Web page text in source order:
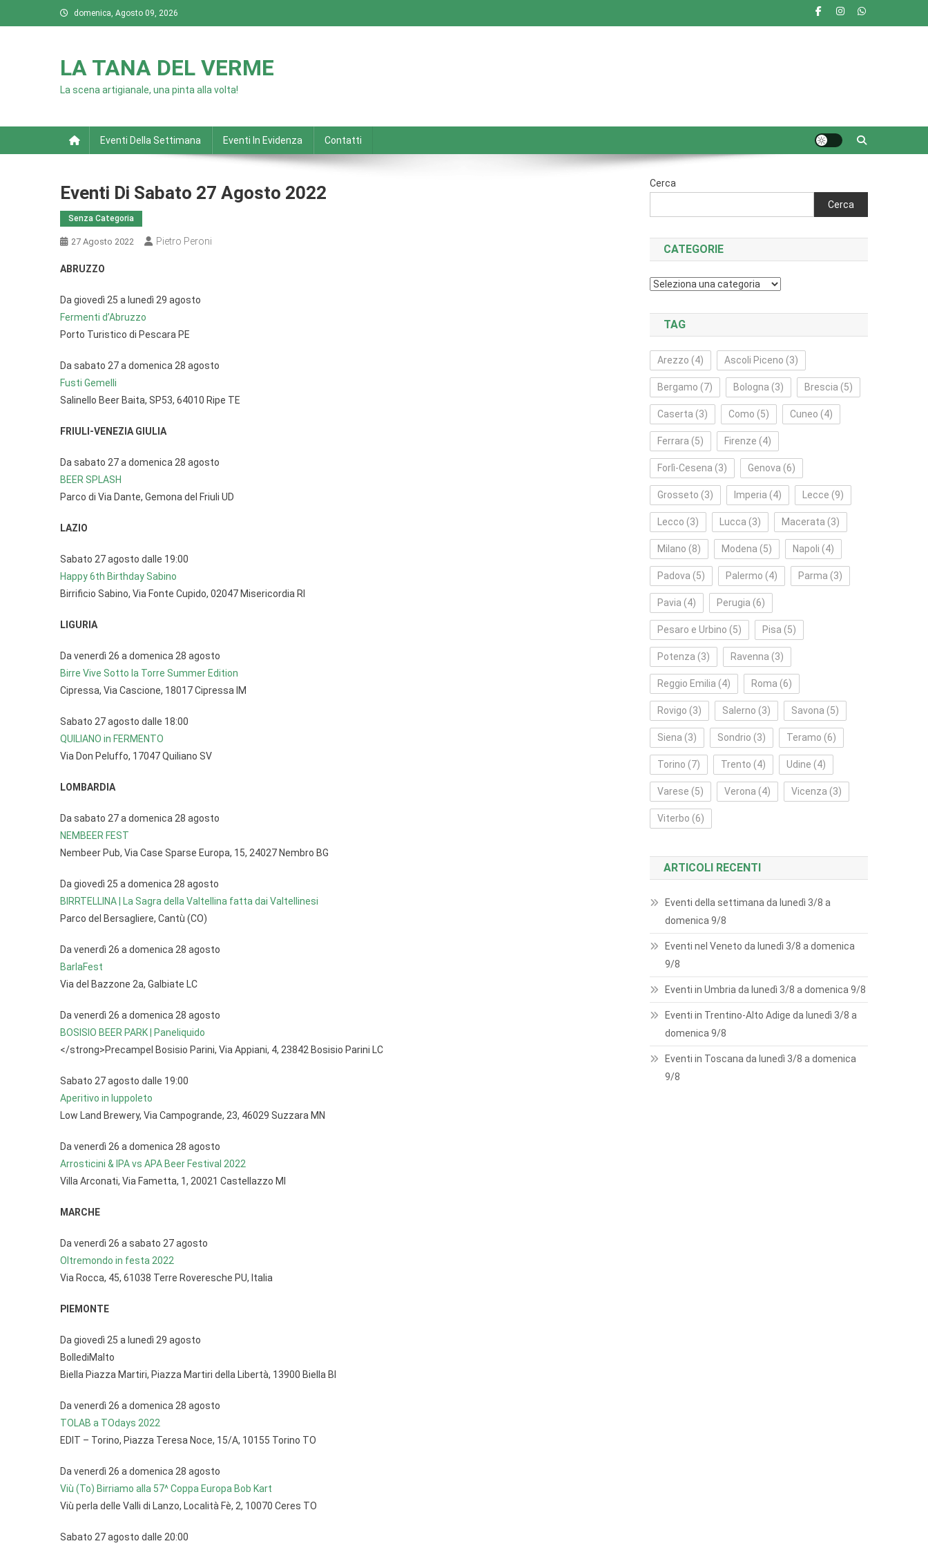
to
domenica, Agosto 09, 2026
LA TANA DEL VERME
La scena artigianale, una pinta alla volta!
Eventi Della Settimana Eventi In Evidenza Contatti
Eventi Di Sabato 27 Agosto 2022
Senza Categoria
27 Agosto 2022 Pietro Peroni
ABRUZZO
Da giovedì 25 a lunedì 29 agosto
Fermenti d’Abruzzo
Porto Turistico di Pescara PE
Da sabato 27 a domenica 28 agosto
Fusti Gemelli
Salinello Beer Baita, SP53, 64010 Ripe TE
FRIULI-VENEZIA GIULIA
Da sabato 27 a domenica 28 agosto
BEER SPLASH
Parco di Via Dante, Gemona del Friuli UD
LAZIO
Sabato 27 agosto dalle 19:00
Happy 6th Birthday Sabino
Birrificio Sabino, Via Fonte Cupido, 02047 Misericordia RI
LIGURIA
Da venerdì 26 a domenica 28 agosto
Birre Vive Sotto la Torre Summer Edition
Cipressa, Via Cascione, 18017 Cipressa IM
Sabato 27 agosto dalle 18:00
QUILIANO in FERMENTO
Via Don Peluffo, 17047 Quiliano SV
LOMBARDIA
Da sabato 27 a domenica 28 agosto
NEMBEER FEST
Nembeer Pub, Via Case Sparse Europa, 15, 24027 Nembro BG
Da giovedì 25 a domenica 28 agosto
BIRRTELLINA | La Sagra della Valtellina fatta dai Valtellinesi
Parco del Bersagliere, Cantù (CO)
Da venerdì 26 a domenica 28 agosto
BarlaFest
Via del Bazzone 2a, Galbiate LC
Da venerdì 26 a domenica 28 agosto
BOSISIO BEER PARK | Paneliquido
</strong>Precampel Bosisio Parini, Via Appiani, 4, 23842 Bosisio Parini LC
Sabato 27 agosto dalle 19:00
Aperitivo in luppoleto
Low Land Brewery, Via Campogrande, 23, 46029 Suzzara MN
Da venerdì 26 a domenica 28 agosto
Arrosticini & IPA vs APA Beer Festival 2022
Villa Arconati, Via Fametta, 1, 20021 Castellazzo MI
MARCHE
Da venerdì 26 a sabato 27 agosto
Oltremondo in festa 2022
Via Rocca, 45, 61038 Terre Roveresche PU, Italia
PIEMONTE
Da giovedì 25 a lunedì 29 agosto
BollediMalto
Biella Piazza Martiri, Piazza Martiri della Libertà, 13900 Biella BI
Da venerdì 26 a domenica 28 agosto
TOLAB a TOdays 2022
EDIT – Torino, Piazza Teresa Noce, 15/A, 10155 Torino TO
Da venerdì 26 a domenica 28 agosto
Viù (To) Birriamo alla 57^ Coppa Europa Bob Kart
Viù perla delle Valli di Lanzo, Località Fè, 2, 10070 Ceres TO
Sabato 27 agosto dalle 20:00
Cerca
Cerca
CATEGORIE
Categorie
TAG
Arezzo (4) Ascoli Piceno (3)
Bergamo (7) Bologna (3) Brescia (5)
Caserta (3) Como (5) Cuneo (4)
Ferrara (5) Firenze (4)
Forlì‑Cesena (3) Genova (6)
Grosseto (3) Imperia (4) Lecce (9)
Lecco (3) Lucca (3) Macerata (3)
Milano (8) Modena (5) Napoli (4)
Padova (5) Palermo (4) Parma (3)
Pavia (4) Perugia (6)
Pesaro e Urbino (5) Pisa (5)
Potenza (3) Ravenna (3)
Reggio Emilia (4) Roma (6)
Rovigo (3) Salerno (3) Savona (5)
Siena (3) Sondrio (3) Teramo (6)
Torino (7) Trento (4) Udine (4)
Varese (5) Verona (4) Vicenza (3)
Viterbo (6)
ARTICOLI RECENTI
Eventi della settimana da lunedì 3/8 a
domenica 9/8
Eventi nel Veneto da lunedì 3/8 a domenica
9/8
Eventi in Umbria da lunedì 3/8 a domenica 9/8
Eventi in Trentino-Alto Adige da lunedì 3/8 a
domenica 9/8
Eventi in Toscana da lunedì 3/8 a domenica
9/8